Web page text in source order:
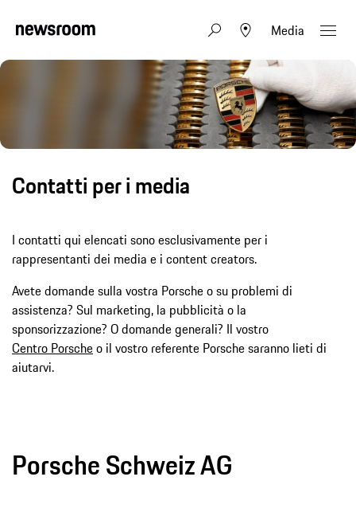
Media
Contatti per i media
I contatti qui elencati sono esclusivamente per i
rappresentanti dei media e i content creators.
Avete domande sulla vostra Porsche o su problemi di
assistenza? Sul marketing, la pubblicità o la
sponsorizzazione? O domande generali? Il vostro
Centro Porscheo il vostro referente Porsche saranno lieti di
aiutarvi.
Porsche Schweiz AG